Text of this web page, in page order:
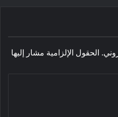
الحقول الإلزامية مشار إليها